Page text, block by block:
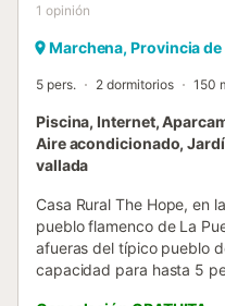
1 opinión
Marchena, Provincia de
5 pers. 2 dormitorios 150
Piscina, Internet,
Aire acondicionado,
vallada
Casa Rural The Hope, en
pueblo flamenco de La
afueras del típico pueblo
capacidad para hasta 5